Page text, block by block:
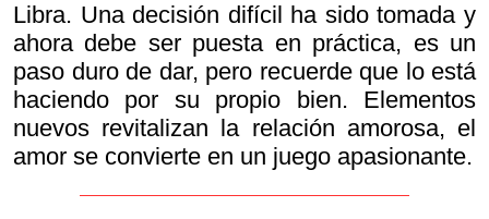
Libra. Una decisión difícil ha sido tomada y
ahora debe ser puesta en práctica, es un
paso duro de dar, pero recuerde que lo está
haciendo por su propio bien. Elementos
nuevos revitalizan la relación amorosa, el
amor se convierte en un juego apasionante.